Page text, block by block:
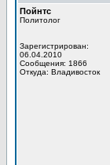
Пойнтс
Политолог
Зарегистрирован:
06.04.2010
Сообщения: 1866
Откуда: Владивосток